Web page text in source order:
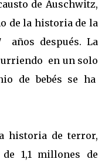
de Auschwitz,
de la historia de la
después. La
en un solo
de bebés se ha
historia de terror,
1,1 millones de